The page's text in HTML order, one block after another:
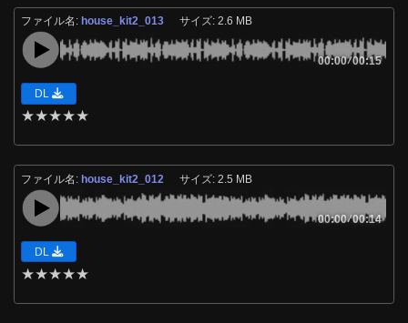
ファイル名:house_kit2_013 サイズ: 2.6 MB
00:00/00:15
DL
★★★★★
ファイル名:house_kit2_012 サイズ: 2.5 MB
00:00/00:14
DL
★★★★★